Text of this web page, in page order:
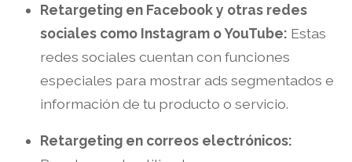
Retargeting en Facebook y otras redes
sociales como Instagram o YouTube: Estas
redes sociales cuentan con funciones
especiales para mostrar ads segmentados e
información de tu producto o servicio.
Retargeting en correos electrónicos: